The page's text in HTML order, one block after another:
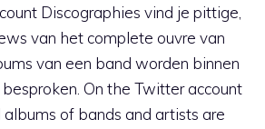
Discographies vind je pittige,
van het complete ouvre van
van een band worden binnen
On the Twitter account
of bands and artists are